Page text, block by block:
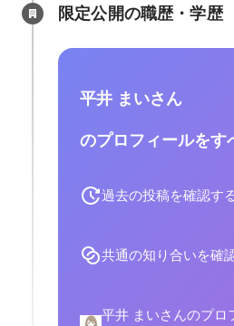
限定公開の職歴・学歴
平井 まいさん
のプロフィールをす
過去の投稿を確認す
共通の知り合いを確
平井 まいさんのプロ